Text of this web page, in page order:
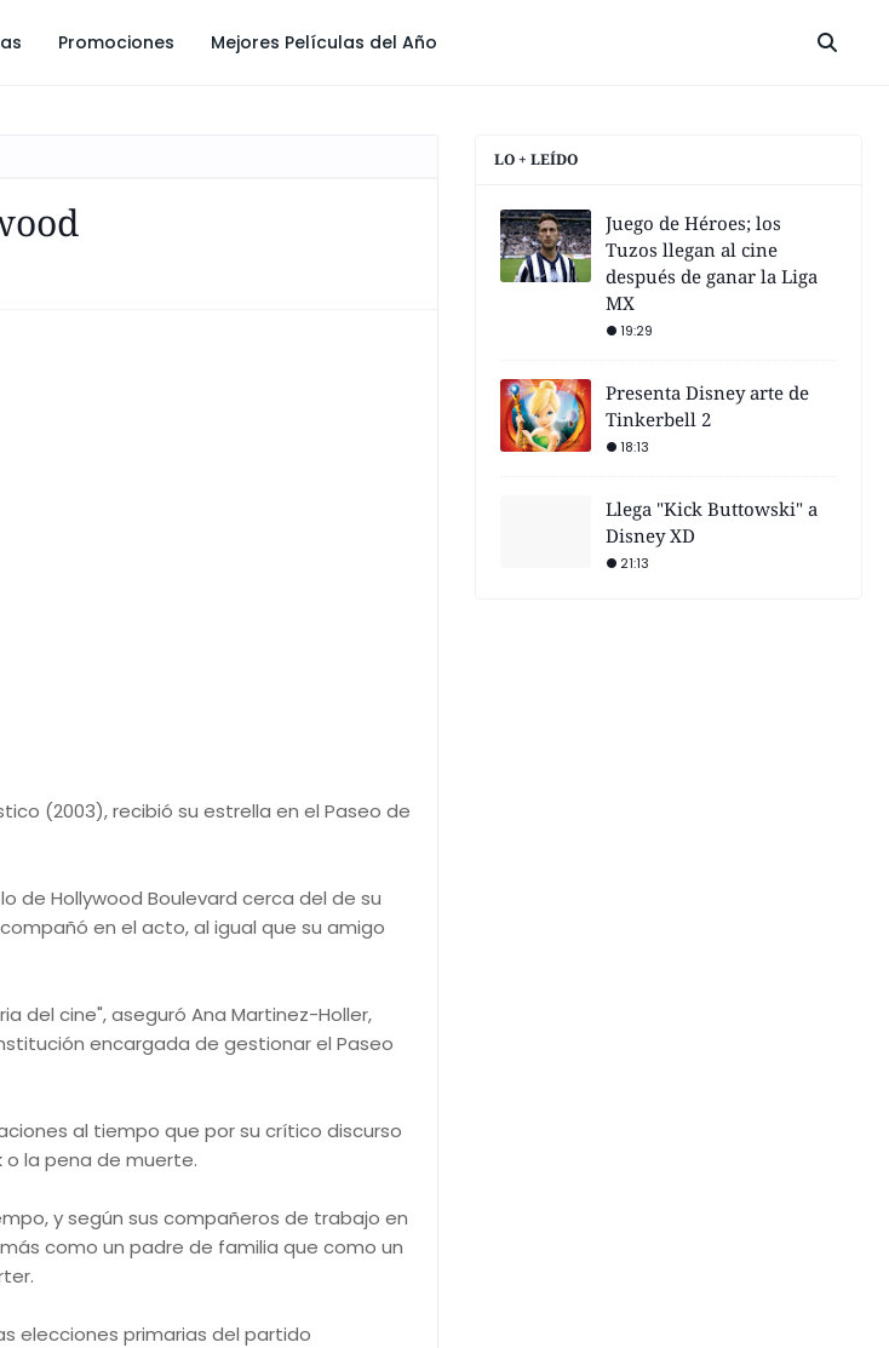
Promociones Mejores Películas del Año
(2003), recibió su estrella en el Paseo de
de Hollywood Boulevard cerca del de su
en el acto, al igual que su amigo
del cine", aseguró Ana Martinez-Holler,
encargada de gestionar el Paseo
al tiempo que por su crítico discurso
o la pena de muerte.
y según sus compañeros de trabajo en
como un padre de familia que como un
elecciones primarias del partido
LO + LEÍDO
Juego de Héroes; los
Tuzos llegan al cine
después de ganar la Liga
MX
19:29
Presenta Disney arte de
Tinkerbell 2
18:13
Llega "Kick Buttowski" a
Disney XD
21:13